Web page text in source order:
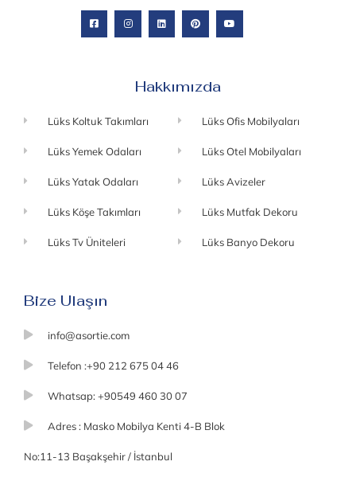
Hakkımızda
Lüks Koltuk Takımları
Lüks Yemek Odaları
Lüks Yatak Odaları
Lüks Köşe Takımları
Lüks Tv Üniteleri
Lüks Ofis Mobilyaları
Lüks Otel Mobilyaları
Lüks Avizeler
Lüks Mutfak Dekoru
Lüks Banyo Dekoru
Bize Ulaşın
info@asortie.com
Telefon :+90 212 675 04 46
Whatsap: +90549 460 30 07
Adres : Masko Mobilya Kenti 4-B Blok
No:11-13 Başakşehir / İstanbul